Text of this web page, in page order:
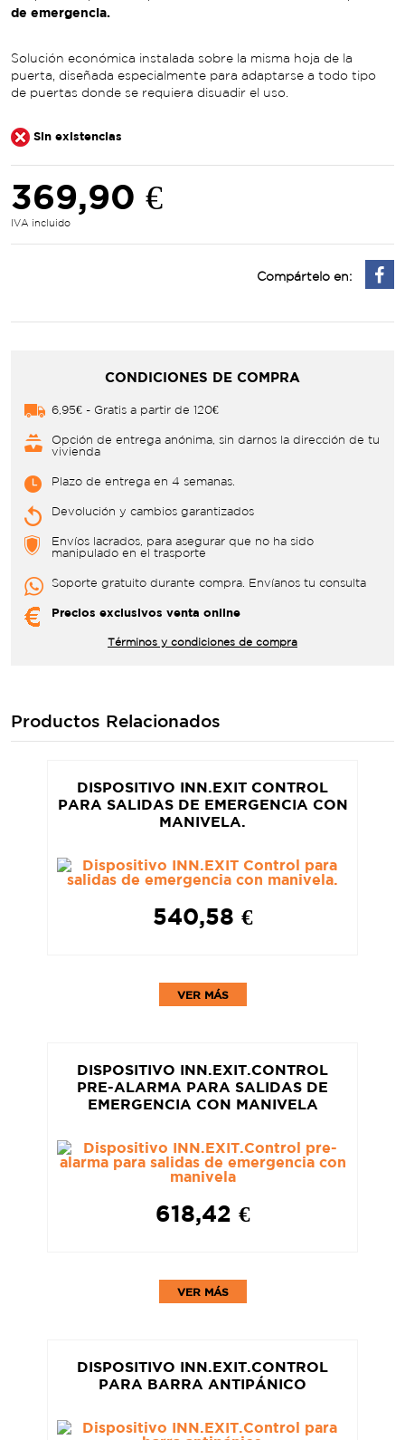
de emergencia.
Solución económica instalada sobre la misma hoja de la
puerta, diseñada especialmente para adaptarse a todo tipo
de puertas donde se requiera disuadir el uso.
Sin existencias
369,90 €
IVA incluido
Compártelo en:
CONDICIONES DE COMPRA
6,95€ - Gratis a partir de 120€
Opción de entrega anónima, sin darnos la dirección de tu
vivienda
Plazo de entrega en 4 semanas.
Devolución y cambios garantizados
Envíos lacrados, para asegurar que no ha sido
manipulado en el trasporte
Soporte gratuito durante compra. Envíanos tu consulta
Precios exclusivos venta online
Términos y condiciones de compra
Productos Relacionados
DISPOSITIVO INN.EXIT CONTROL
PARA SALIDAS DE EMERGENCIA CON
MANIVELA.
540,58 €
VER MÁS
DISPOSITIVO INN.EXIT.CONTROL
PRE-ALARMA PARA SALIDAS DE
EMERGENCIA CON MANIVELA
618,42 €
VER MÁS
DISPOSITIVO INN.EXIT.CONTROL
PARA BARRA ANTIPÁNICO